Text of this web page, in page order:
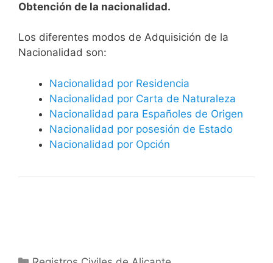
Obtención de la nacionalidad.
​​​Los diferentes modos de Adquisición de la
Nacionalidad son:
Nacionalidad por Residencia
Nacionalidad por Carta de Naturaleza
Nacionalidad para Españoles de Origen
Nacionalidad por posesión de Estado
Nacionalidad por Opción
Categorías